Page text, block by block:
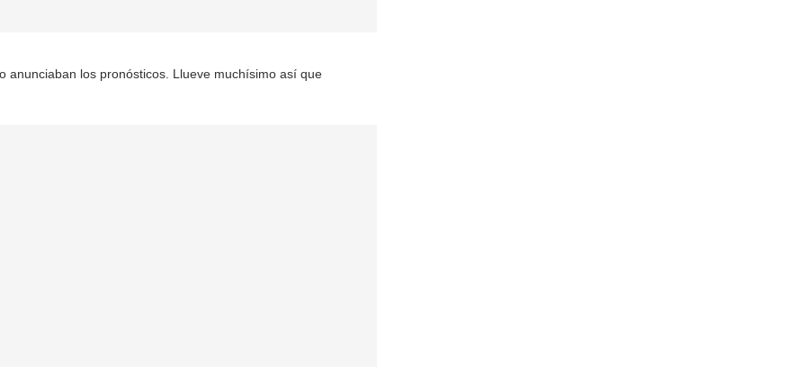
anunciaban los pronósticos. Llueve muchísimo así que